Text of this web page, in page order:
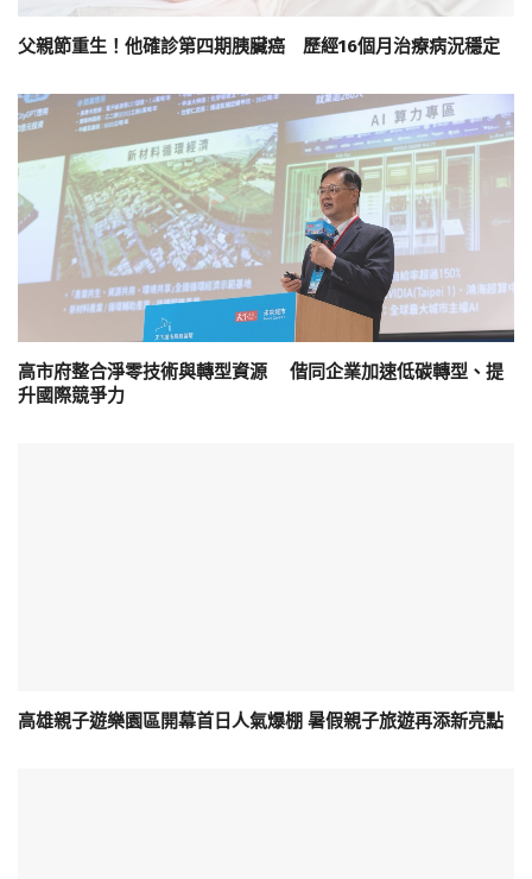
父親節重生！他確診第四期胰臟癌 歷經16個月治療病況穩定
高市府整合淨零技術與轉型資源 偕同企業加速低碳轉型、提
升國際競爭力
高雄親子遊樂園區開幕首日人氣爆棚 暑假親子旅遊再添新亮點